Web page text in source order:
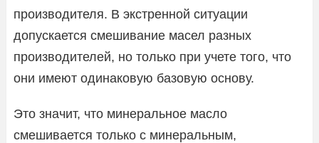
производителя. В экстренной ситуации
допускается смешивание масел разных
производителей, но только при учете того, что
они имеют одинаковую базовую основу.
Это значит, что минеральное масло
смешивается только с минеральным,